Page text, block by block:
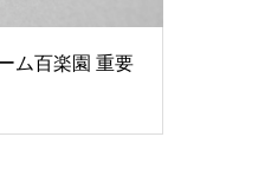
ム百楽園 重要